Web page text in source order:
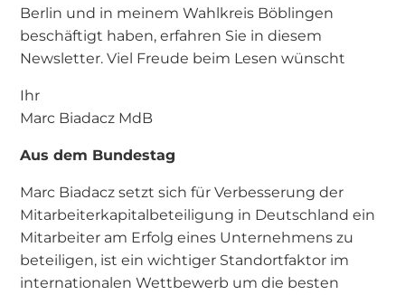
Berlin und in meinem Wahlkreis Böblingen
beschäftigt haben, erfahren Sie in diesem
Newsletter. Viel Freude beim Lesen wünscht
Ihr
Marc Biadacz MdB
Aus dem Bundestag
Marc Biadacz setzt sich für Verbesserung der
Mitarbeiterkapitalbeteiligung in Deutschland ein
Mitarbeiter am Erfolg eines Unternehmens zu
beteiligen, ist ein wichtiger Standortfaktor im
internationalen Wettbewerb um die besten